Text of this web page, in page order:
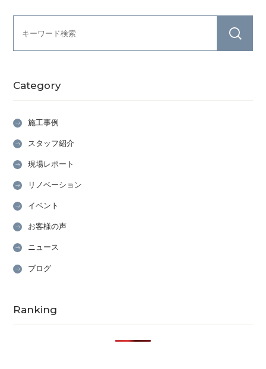
Category
施工事例
スタッフ紹介
現場レポート
リノベーション
イベント
お客様の声
ニュース
ブログ
Ranking